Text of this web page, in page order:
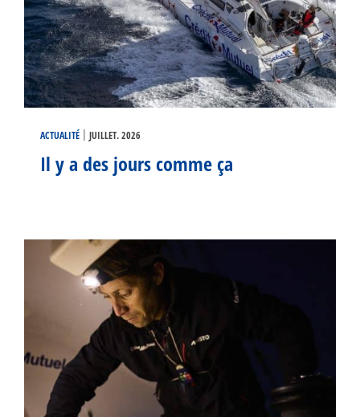
ACTUALITÉ | JUILLET. 2026
Il y a des jours comme ça